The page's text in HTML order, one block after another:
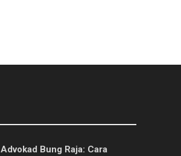
Advokad Bung Raja: Cara